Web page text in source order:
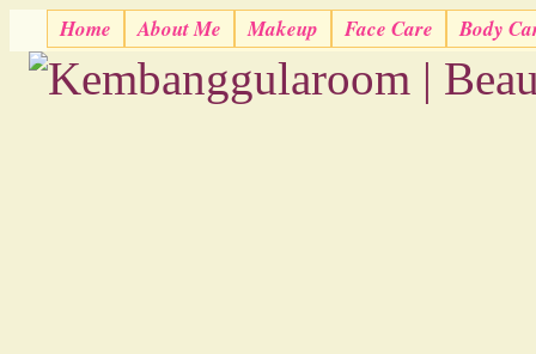
Home About Me Makeup Face Care Body